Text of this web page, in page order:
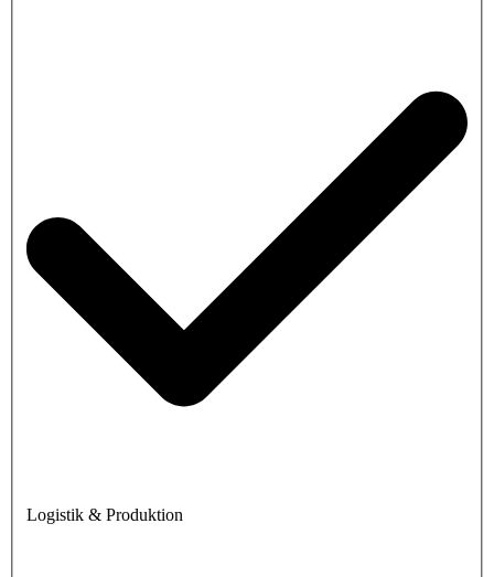
Logistik & Produktion